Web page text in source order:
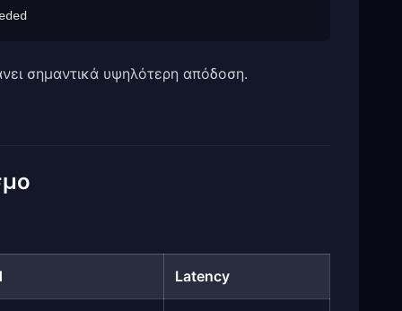
σημαντικά υψηλότερη απόδοση.
Latency